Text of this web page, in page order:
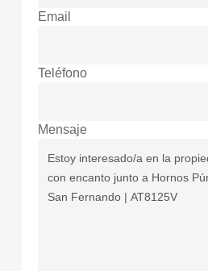
Email
Teléfono
Mensaje